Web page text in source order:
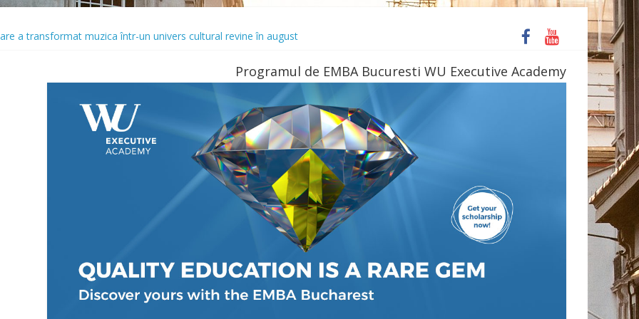
a transformat muzica într-un univers cultural revine în august
cu o premieră spectaculoasă: „Lacul Lebedelor”, cu Iana Salenko și Daniil Simkin
a timpului liber modelează preferințele românilor atunci când ies la o bere
Up și se extinde cu o nouă locație în București. Urmează o serie de alte 4 săli până la finele acestui an
Programul de EMBA Bucuresti WU Executive Academy